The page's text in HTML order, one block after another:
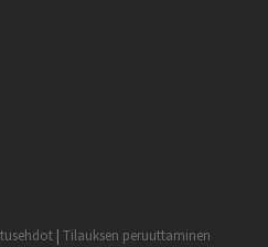
| Tilauksen peruuttaminen